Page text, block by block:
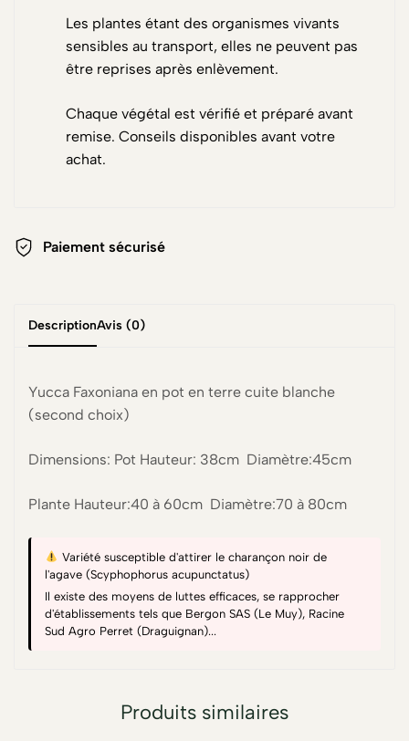
Les plantes étant des organismes vivants
sensibles au transport, elles ne peuvent pas
être reprises après enlèvement.
Chaque végétal est vérifié et préparé avant
remise. Conseils disponibles avant votre
achat.
Paiement sécurisé
DescriptionAvis (0)
Yucca Faxoniana en pot en terre cuite blanche
(second choix)
Dimensions: Pot Hauteur: 38cm Diamètre:45cm
Plante Hauteur:40 à 60cm Diamètre:70 à 80cm
Variété susceptible d'attirer le charançon noir de
l'agave (Scyphophorus acupunctatus)
Il existe des moyens de luttes efficaces, se rapprocher
d'établissements tels que Bergon SAS (Le Muy), Racine
Sud Agro Perret (Draguignan)...
Produits similaires